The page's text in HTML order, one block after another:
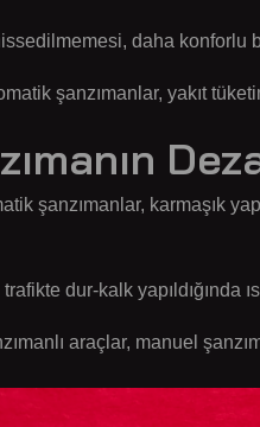
daha konforlu
şanzımanlar, yakıt
şanzımanlar, karmaşık
dur-kalk yapıldığında
araçlar, manuel